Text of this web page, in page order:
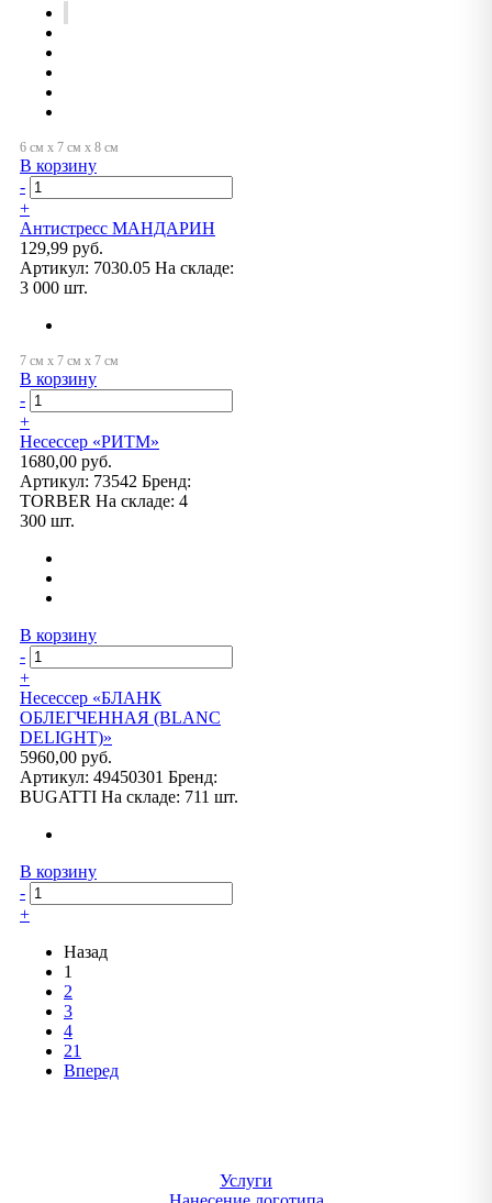
В корзину
-
+
Антистресс МАНДАРИН
129,99 руб.
Артикул: 7030.05 На складе:
3 000 шт.
В корзину
-
+
Несессер «РИТМ»
1680,00 руб.
Артикул: 73542 Бренд:
TORBER На складе: 4
300 шт.
В корзину
-
+
Несессер «БЛАНК
ОБЛЕГЧЕННАЯ (BLANC
DELIGHT)»
5960,00 руб.
Артикул: 49450301 Бренд:
BUGATTI На складе: 711 шт.
В корзину
-
+
Назад
1
2
3
4
21
Вперед
Услуги